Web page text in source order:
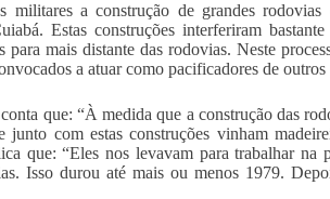
militares a construção de grandes
Estas construções interferiram
para mais distante das rodovias. Neste
a atuar como pacificadores de
que: “À medida que a construção das
junto com estas construções vinham
que: “Eles nos levavam para trabalhar na
Isso durou até mais ou menos 1979.